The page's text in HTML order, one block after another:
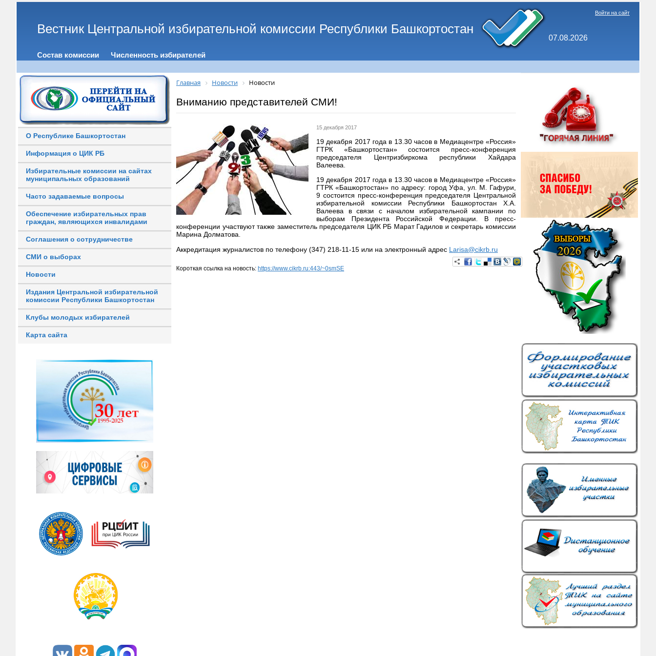
Вестник Центральной избирательной комиссии Республики Башкортостан
07.08.2026
Войти на сайт
Состав комиссии Численность избирателей
О Республике Башкортостан
Информация о ЦИК РБ
Избирательные комиссии на сайтах
муниципальных образований
Часто задаваемые вопросы
Обеспечение избирательных прав
граждан, являющихся инвалидами
Соглашения о сотрудничестве
СМИ о выборах
Новости
Издания Центральной избирательной
комиссии Республики Башкортостан
Клубы молодых избирателей
Карта сайта
Главная Новости Новости
Вниманию представителей СМИ!
15 декабря 2017
19 декабря 2017 года в 13.30 часов в Медиацентре «Россия»
ГТРК «Башкортостан» состоится пресс-конференция
председателя Центризбиркома республики Хайдара
Валеева.
19 декабря 2017 года в 13.30 часов в Медиацентре «Россия»
ГТРК «Башкортостан» по адресу: город Уфа, ул. М. Гафури,
9 состоится пресс-конференция председателя Центральной
избирательной комиссии Республики Башкортостан Х.А.
Валеева в связи с началом избирательной кампании по
выборам Президента Российской Федерации. В пресс-
конференции участвуют также заместитель председателя ЦИК РБ Марат Гадилов и секретарь комиссии
Марина Долматова.
Аккредитация журналистов по телефону (347) 218-11-15 или на электронный адрес Larisa@cikrb.ru
Короткая ссылка на новость: https://www.cikrb.ru:443/~0smSE